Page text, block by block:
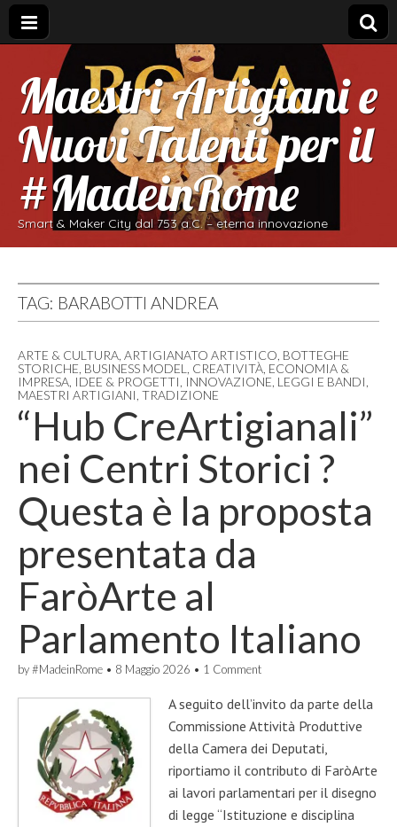
Maestri Artigiani e
Nuovi Talenti per il
#MadeinRome
Smart & Maker City dal 753 a.C. – eterna innovazione
TAG: BARABOTTI ANDREA
ARTE & CULTURA ARTIGIANATO ARTISTICO BOTTEGHE
STORICHE BUSINESS MODEL CREATIVITÀ ECONOMIA &
IMPRESA IDEE & PROGETTI INNOVAZIONE LEGGI E BANDI
MAESTRI ARTIGIANI TRADIZIONE
“Hub CreArtigianali”
nei Centri Storici ?
Questa è la proposta
presentata da
FaròArte al
Parlamento Italiano
by#MadeinRome • 8 Maggio 2026 • 1 Comment
A seguito dell’invito da parte della
Commissione Attività Produttive
della Camera dei Deputati,
riportiamo il contributo di FaròArte
ai lavori parlamentari per il disegno
di legge “Istituzione e disciplina